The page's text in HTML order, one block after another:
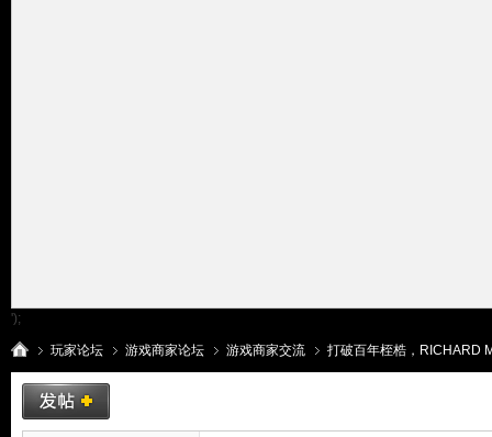
');
玩家论坛 游戏商家论坛 游戏商家交流 打破百年桎梏，RICHARD